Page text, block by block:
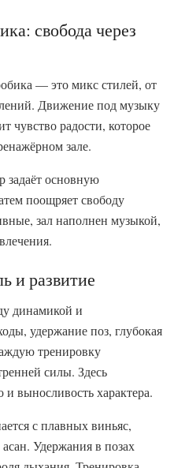
свобода через
— это микс стилей, от
Движение под музыку
чувство радости, которое
зале.
задаёт основную
поощряет свободу
зал наполнен музыкой,
и развитие
динамикой и
удержание поз, глубокая
тренировку
силы. Здесь
и выносливость характера.
с плавных виньяс,
Удержания в позах